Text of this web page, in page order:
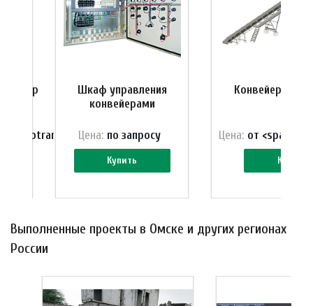
700 ₽</span>
Шкаф управления
конвейерами
Купить
Цена: по запросу
Конвейер-
Купить
Цена: от <span
Выполненные проекты в Омске и других регионах
России